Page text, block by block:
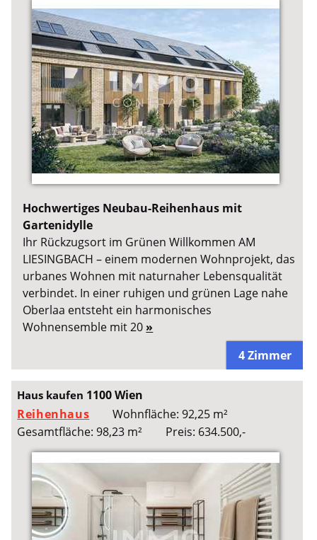
Hochwertiges Neubau-Reihenhaus mit
Gartenidylle
Ihr Rückzugsort im Grünen Willkommen AM
LIESINGBACH – einem modernen Wohnprojekt, das
urbanes Wohnen mit naturnaher Lebensqualität
verbindet. In einer ruhigen und grünen Lage nahe
Oberlaa entsteht ein harmonisches
Wohnensemble mit 20 »
4 Zimmer
Haus kaufen 1100 Wien
Reihenhaus
Wohnfläche: 92,25 m²
Gesamtfläche: 98,23 m²
Preis: 634.500,-